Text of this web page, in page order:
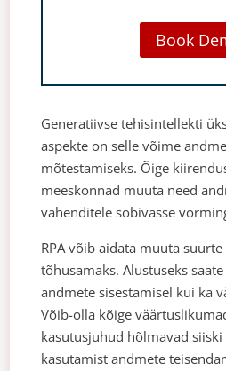
Book
Generatiivse tehisintellekti
aspekte on selle võime
mõtestamiseks. Õige
meeskonnad muuta need
vahenditele sobivasse
RPA võib aidata muuta
tõhusamaks. Alustuseks
andmete sisestamisel kui ka
Võib-olla kõige
kasutusjuhud hõlmavad siiski
kasutamist andmete